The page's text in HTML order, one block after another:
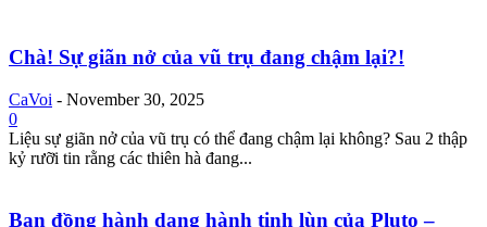
Chà! Sự giãn nở của vũ trụ đang chậm lại?!
CaVoi - November 30, 2025
0
Liệu sự giãn nở của vũ trụ có thể đang chậm lại không? Sau 2 thập
kỷ rưỡi tin rằng các thiên hà đang...
Bạn đồng hành dạng hành tinh lùn của Pluto –